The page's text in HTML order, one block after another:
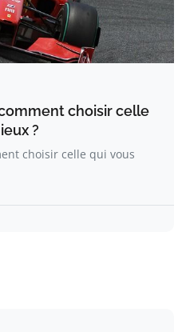
choisir celle
?
choisir celle qui vous